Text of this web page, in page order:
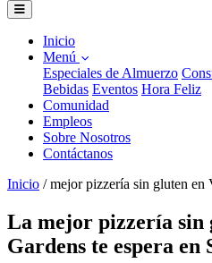
Inicio
Menú
Especiales de Almuerzo
Bebidas Eventos Hora Feliz
Comunidad
Empleos
Sobre Nosotros
Contáctanos
Inicio / mejor pizzería sin gluten en
La mejor pizzería sin
Gardens te espera en